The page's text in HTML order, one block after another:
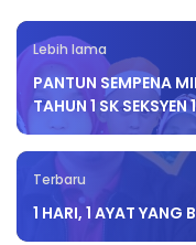
Lebih lama
PANTUN SEMPENA
TAHUN 1 SK
Terbaru
1 HARI, 1 AYAT YANG